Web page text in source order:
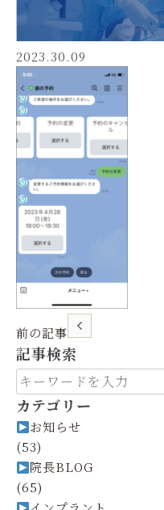
2023.30.09
前の記事
記事検索
カテゴリー
お知らせ
(53)
院長BLOG
(65)